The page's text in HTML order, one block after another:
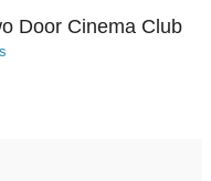
Door Cinema Club